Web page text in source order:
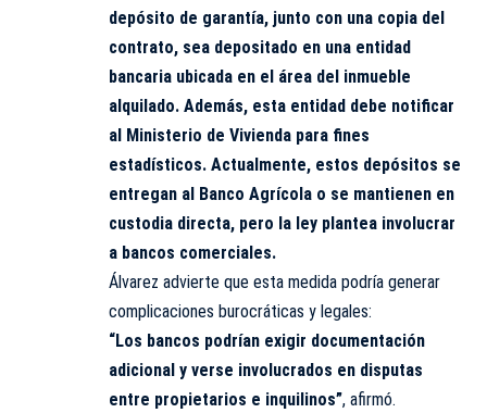
depósito de garantía, junto con una copia del
contrato, sea depositado en una entidad
bancaria ubicada en el área del inmueble
alquilado. Además, esta entidad debe notificar
al Ministerio de Vivienda para fines
estadísticos. Actualmente, estos depósitos se
entregan al Banco Agrícola o se mantienen en
custodia directa, pero la ley plantea involucrar
a bancos comerciales.
Álvarez advierte que esta medida podría generar
complicaciones burocráticas y legales:
“Los bancos podrían exigir documentación
adicional y verse involucrados en disputas
entre propietarios e inquilinos”, afirmó.